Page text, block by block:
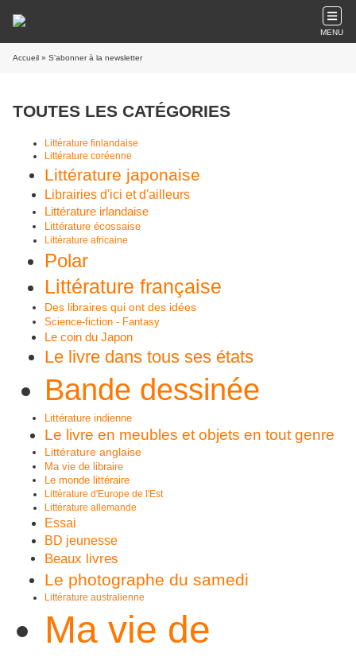
MENU
Accueil » S'abonner à la newsletter
TOUTES LES CATÉGORIES
Littérature finlandaise
Littérature coréenne
Littérature japonaise
Librairies d'ici et d'ailleurs
Littérature irlandaise
Littérature écossaise
Littérature africaine
Polar
Littérature française
Des libraires qui ont des idées
Science-fiction - Fantasy
Le coin du Japon
Le livre dans tous ses états
Bande dessinée
Littérature indienne
Le livre en meubles et objets en tout genre
Littérature anglaise
Ma vie de libraire
Le monde littéraire
Littérature d'Europe de l'Est
Littérature allemande
Essai
BD jeunesse
Beaux livres
Le photographe du samedi
Littérature australienne
Ma vie de